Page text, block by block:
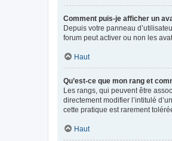
Comment puis-je afficher un
Depuis votre panneau
forum peut activer ou non les
Haut
Qu’est-ce que mon rang et
Les rangs, qui peuvent être
directement modifier l’intitulé
cette pratique est rarement
Haut